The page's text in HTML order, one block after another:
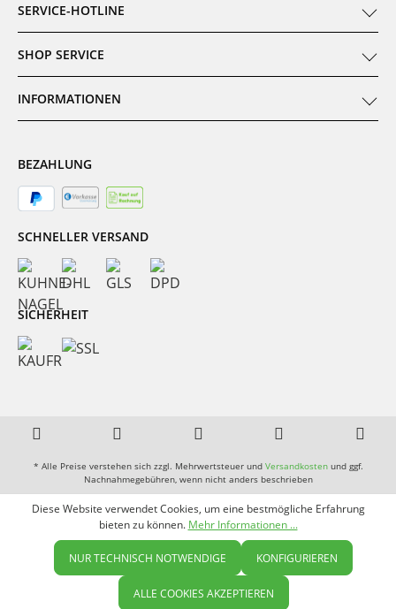
SERVICE-HOTLINE
SHOP SERVICE
INFORMATIONEN
BEZAHLUNG
SCHNELLER VERSAND
SICHERHEIT
* Alle Preise verstehen sich zzgl. Mehrwertsteuer und Versandkostenund ggf.
Nachnahmegebühren, wenn nicht anders beschrieben
Diese Website verwendet Cookies, um eine bestmögliche Erfahrung
bieten zu können. Mehr Informationen ...
NUR TECHNISCH NOTWENDIGE KONFIGURIEREN
ALLE COOKIES AKZEPTIEREN